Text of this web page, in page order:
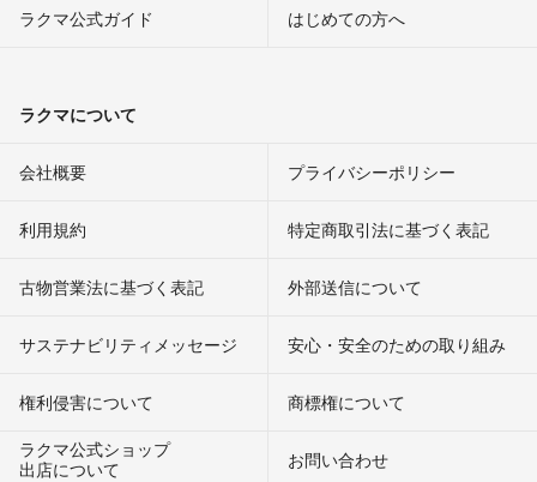
ラクマ公式ガイド はじめての方へ
ラクマについて
会社概要 プライバシーポリシー
利用規約 特定商取引法に基づく表記
古物営業法に基づく表記 外部送信について
サステナビリティメッセージ 安心・安全のための取り組み
権利侵害について
商標権について
ラクマ公式ショップ
出店について
お問い合わせ